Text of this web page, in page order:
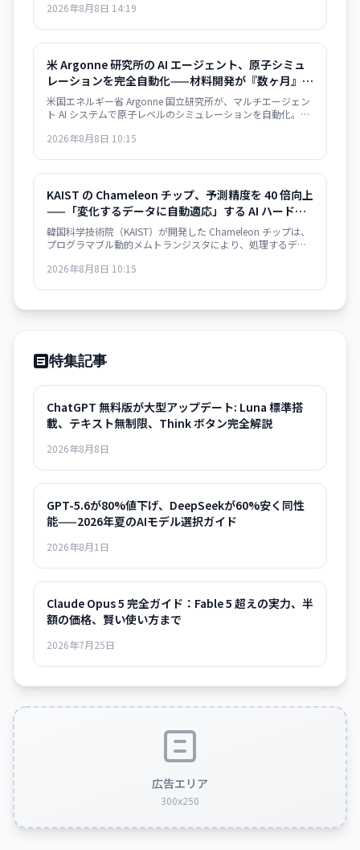
2026年8月8日 14:19
米 Argonne 研究所の AI エージェント、原子シミュ
レーションを完全自動化——材料開発が『数ヶ月』か
ら『数日』へ
米国エネルギー省 Argonne 国立研究所が、マルチエージェン
ト AI システムで原子レベルのシミュレーションを自動化。従
り、バッテリー・航空宇宙・電子部品分野での新材料開発が
2026年8月8日 10:15
KAIST の Chameleon チップ、予測精度を 40 倍向上
——「変化するデータに自動適応」する AI ハードウ
ェアが量産段階へ
韓国科学技術院（KAIST）が開発した Chameleon チップは、
プログラマブル動的メムトランジスタにより、処理するデー
存製造プロセス互換で量産化が可能。ウェアラブル・自動運
2026年8月8日 10:15
特集記事
ChatGPT 無料版が大型アップデート: Luna 標準搭
載、テキスト無制限、Think ボタン完全解説
2026年8月8日
GPT-5.6が80%値下げ、DeepSeekが60%安く同性
能——2026年夏のAIモデル選択ガイド
2026年8月1日
Claude Opus 5 完全ガイド：Fable 5 超えの実力、半
額の価格、賢い使い方まで
2026年7月25日
広告エリア
300x250